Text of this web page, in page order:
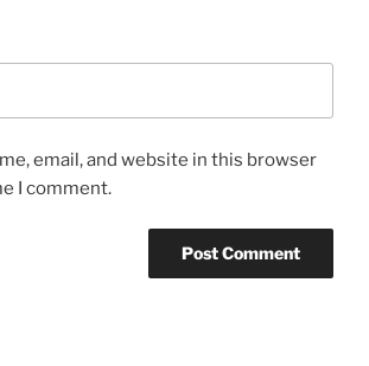
email, and website in this browser
I comment.